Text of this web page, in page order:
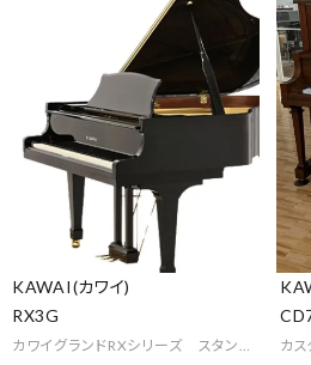
KAWAI(カワイ)
RX3G
カワイグランドRXシリーズ スタンダードモ
カ